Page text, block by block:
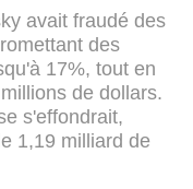
avait fraudé des
des
17%, tout en
de dollars.
s'effondrait,
1,19 milliard de